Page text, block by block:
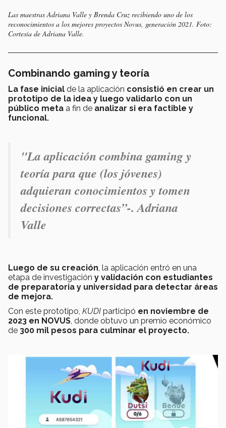
Las maestras Adriana Valle y Brenda Cruz recibiendo uno de los
reconocimientos a los mejores proyectos Novus, generación 2021. Foto:
Cortesía de Adriana Valle.
Combinando gaming y teoría
La fase inicial de la aplicación consistió en crear un
prototipo de la idea y luego validarlo con un
público meta a fin de analizar si era factible y
funcional.
"La aplicación combinagamingy
teoría para que (los jóvenes)
adquieran conocimientos y tomen
decisiones correctas”-. Adriana
Valle
Luego de su creación, la aplicación entró en una
etapa de investigación y validación con estudiantes
de preparatoria y universidad para detectar áreas
de mejora.
Con este prototipo, KUDI participó en noviembre de
2023 en NOVUS, donde obtuvo un premio económico
de 300 mil pesos para culminar el proyecto.